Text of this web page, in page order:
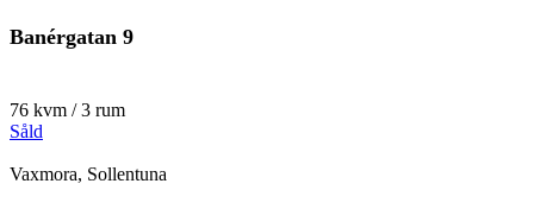
Banérgatan 9
76 kvm / 3 rum
Såld
Vaxmora, Sollentuna